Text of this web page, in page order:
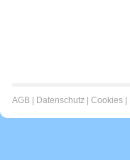
AGB Datenschutz Cookies